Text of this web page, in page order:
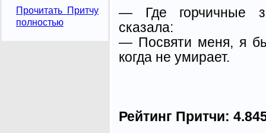
Прочитать Притчу
полностью
— Где горчичные
сказала:
— Посвяти меня, я
когда не умирает.
Рейтинг Притчи: